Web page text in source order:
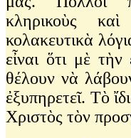
κληρικοὺς
κολακευτικὰ
εἶναι ὅτι μὲ
θέλουν νὰ
ἐξυπηρετεῖ. Τὸ
Χριστὸς τὸν